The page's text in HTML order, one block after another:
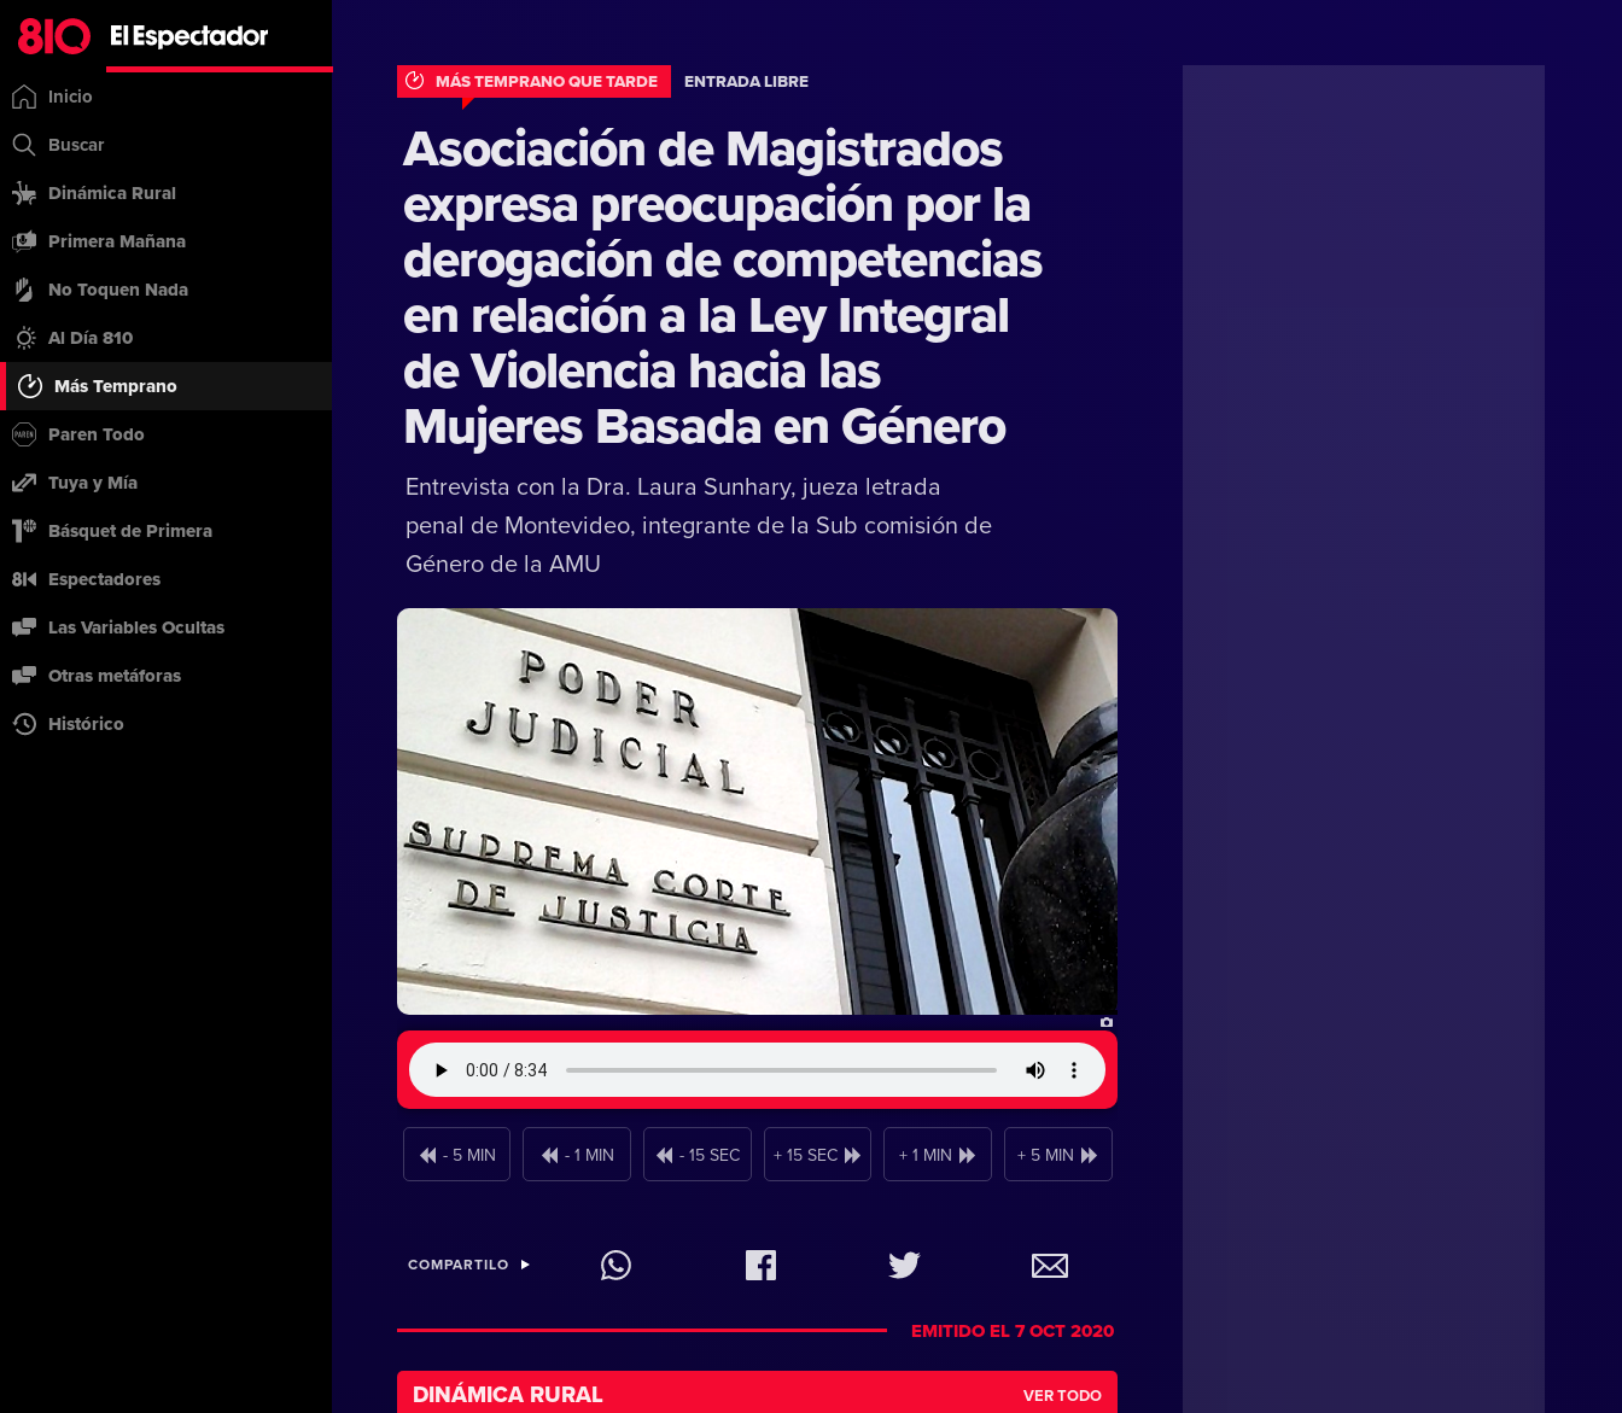
Inicio
Buscar
Dinámica Rural
Primera Mañana
No Toquen Nada
Al Día 810
Más Temprano
Paren Todo
Tuya y Mía
Básquet de Primera
Espectadores
Las Variables Ocultas
Otras metáforas
Histórico
MÁS TEMPRANO QUE TARDE ENTRADA LIBRE
Asociación de Magistrados
expresa preocupación por la
derogación de competencias
en relación a la Ley Integral
de Violencia hacia las
Mujeres Basada en Género
Entrevista con la Dra. Laura Sunhary, jueza letrada
penal de Montevideo, integrante de la Sub comisión de
Género de la AMU
- 5 MIN - 1 MIN - 15 SEC + 15 SEC + 1 MIN + 5 MIN
COMPARTILO
EMITIDO EL 7 OCT 2020
DINÁMICA RURAL VER TODO